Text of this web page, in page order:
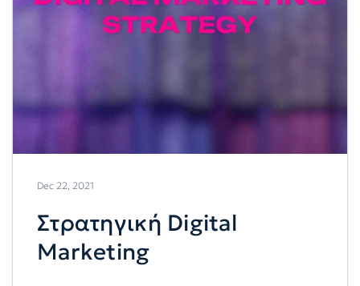
Dec 22, 2021
Στρατηγική Digital
Marketing